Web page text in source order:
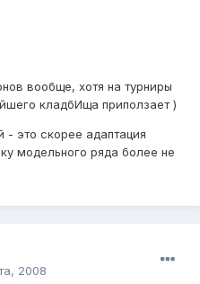
вообще, хотя на турниры
кладбИща приползает )
это скорее адаптация
модельного ряда более не
2008